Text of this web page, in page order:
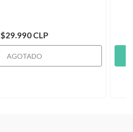
$29.990 CLP
AGOTADO